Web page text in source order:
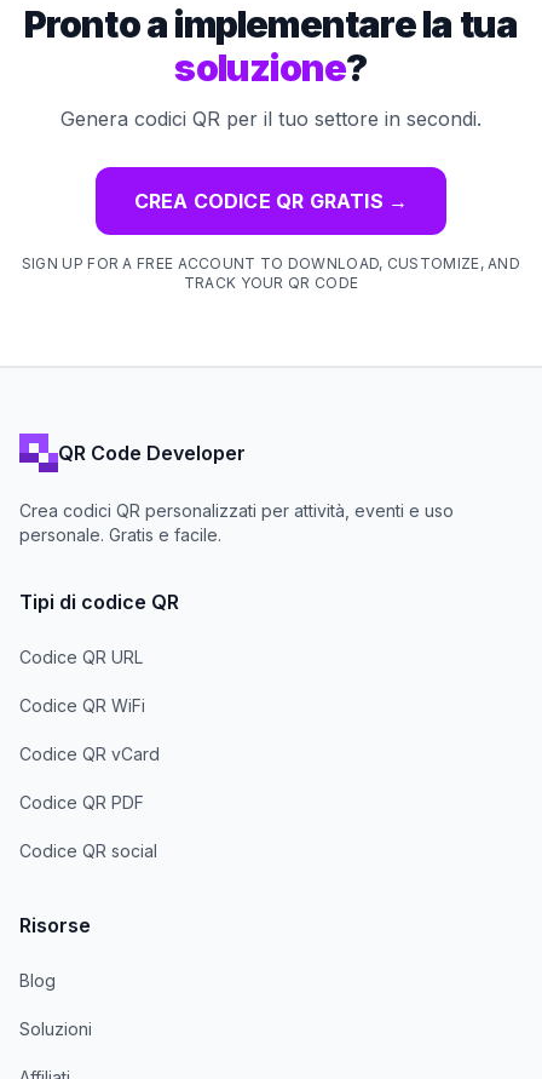
Pronto a implementare la tua
soluzione?
Genera codici QR per il tuo settore in secondi.
CREA CODICE QR GRATIS →
SIGN UP FOR A FREE ACCOUNT TO DOWNLOAD, CUSTOMIZE, AND
TRACK YOUR QR CODE
QR Code Developer
Crea codici QR personalizzati per attività, eventi e uso
personale. Gratis e facile.
Tipi di codice QR
Codice QR URL
Codice QR WiFi
Codice QR vCard
Codice QR PDF
Codice QR social
Risorse
Blog
Soluzioni